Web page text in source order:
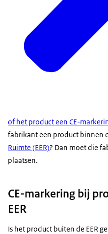
of het product een CE-
fabrikant een product binnen
Ruimte (EER)? Dan moet die
plaatsen.
CE-markering bij
EER
Is het product buiten de EER